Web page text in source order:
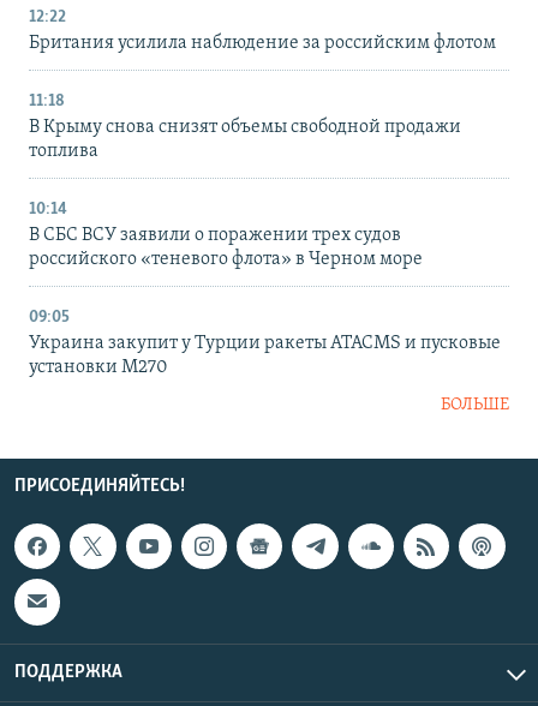
12:22
Британия усилила наблюдение за российским флотом
11:18
В Крыму снова снизят объемы свободной продажи
топлива
10:14
В СБС ВСУ заявили о поражении трех судов
российского «теневого флота» в Черном море
09:05
Украина закупит у Турции ракеты ATACMS и пусковые
установки M270
БОЛЬШЕ
ПРИСОЕДИНЯЙТЕСЬ!
ПОДДЕРЖКА